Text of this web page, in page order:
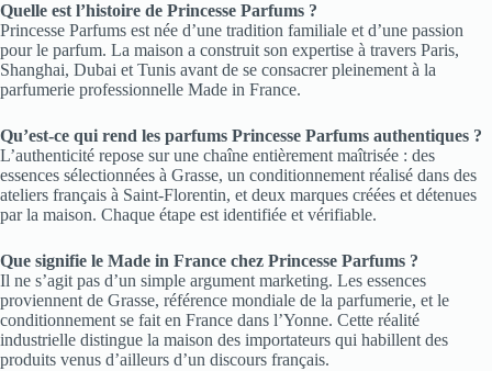
Quelle est l’histoire de Princesse Parfums ?
Princesse Parfums est née d’une tradition familiale et d’une passion
pour le parfum. La maison a construit son expertise à travers Paris,
Shanghai, Dubai et Tunis avant de se consacrer pleinement à la
parfumerie professionnelle Made in France.
Qu’est-ce qui rend les parfums Princesse Parfums authentiques ?
L’authenticité repose sur une chaîne entièrement maîtrisée : des
essences sélectionnées à Grasse, un conditionnement réalisé dans des
ateliers français à Saint-Florentin, et deux marques créées et détenues
par la maison. Chaque étape est identifiée et vérifiable.
Que signifie le Made in France chez Princesse Parfums ?
Il ne s’agit pas d’un simple argument marketing. Les essences
proviennent de Grasse, référence mondiale de la parfumerie, et le
conditionnement se fait en France dans l’Yonne. Cette réalité
industrielle distingue la maison des importateurs qui habillent des
produits venus d’ailleurs d’un discours français.